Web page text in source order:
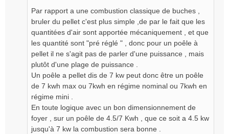
Par rapport a une combustion classique de buches ,
bruler du pellet c'est plus simple ,de par le fait que les
quantitées d'air sont apportée mécaniquement , et que
les quantité sont "pré réglé " , donc pour un poêle à
pellet il ne s'agit pas de parler d'une puissance , mais
plutôt d'une plage de puissance .
Un poêle a pellet dis de 7 kw peut donc être un poêle
de 7 kwh max ou 7kwh en régime nominal ou 7kwh en
régime mini .
En toute logique avec un bon dimensionnement de
foyer , sur un poêle de 4.5/7 Kwh , que ce soit a 4.5 kw
jusqu'à 7 kw la combustion sera bonne .